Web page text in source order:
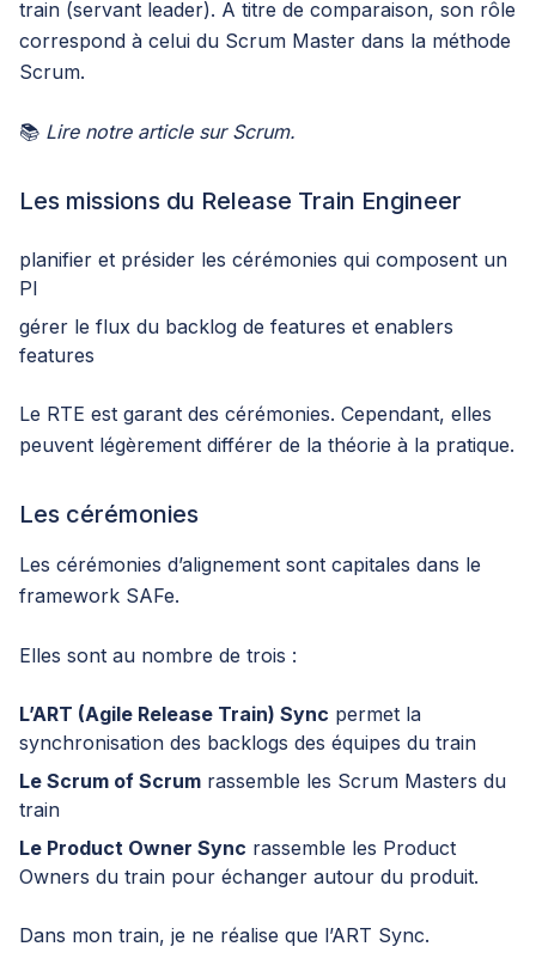
train (servant leader). A titre de comparaison, son rôle
correspond à celui du Scrum Master dans la méthode
Scrum.
📚 Lire notre article sur Scrum.
Les missions du Release Train Engineer
planifier et présider les cérémonies qui composent un
PI
gérer le flux du backlog de features et enablers
features
Le RTE est garant des cérémonies. Cependant, elles
peuvent légèrement différer de la théorie à la pratique.
Les cérémonies
Les cérémonies d’alignement sont capitales dans le
framework SAFe.
Elles sont au nombre de trois :
L’ART (Agile Release Train) Sync permet la
synchronisation des backlogs des équipes du train
Le Scrum of Scrum rassemble les Scrum Masters du
train
Le Product Owner Sync rassemble les Product
Owners du train pour échanger autour du produit.
Dans mon train, je ne réalise que l’ART Sync.